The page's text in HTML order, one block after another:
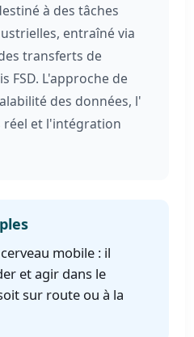
à des tâches
entraîné via
transferts de
FSD. L'approche de
des données, l'
réel et l'intégration
mobile : il
et agir dans le
sur route ou à la